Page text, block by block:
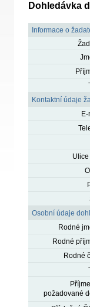
Dohledávka
Informace o
Kontaktní údaje
E-
Ulice
Osobní údaje
Rodné
Rodné
Rodné
požadované